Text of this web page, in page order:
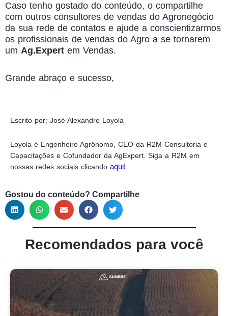
Caso tenho gostado do conteúdo, o compartilhe
com outros consultores de vendas do Agronegócio
da sua rede de contatos e ajude a conscientizarmos
os profissionais de vendas do Agro a se tornarem
um Ag.Expert em Vendas.
Grande abraço e sucesso,
Escrito por: José Alexandre Loyola
Loyola é Engenheiro Agrônomo, CEO da R2M Consultoria e
Capacitações e Cofundador da AgExpert. Siga a R2M em
nossas redes sociais clicando aqui!
Gostou do conteúdo? Compartilhe
Recomendados para você